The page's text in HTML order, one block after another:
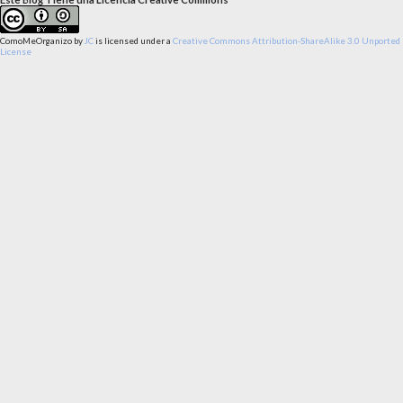
ComoMeOrganizo by JCis licensed under a Creative Commons Attribution-ShareAlike 3.0 Unported
License